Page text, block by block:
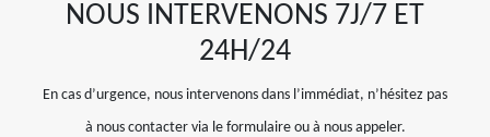
NOUS INTERVENONS 7J/7 ET
24H/24
En cas d’urgence, nous intervenons dans l’immédiat, n’hésitez pas
à nous contacter via le formulaire ou à nous appeler.